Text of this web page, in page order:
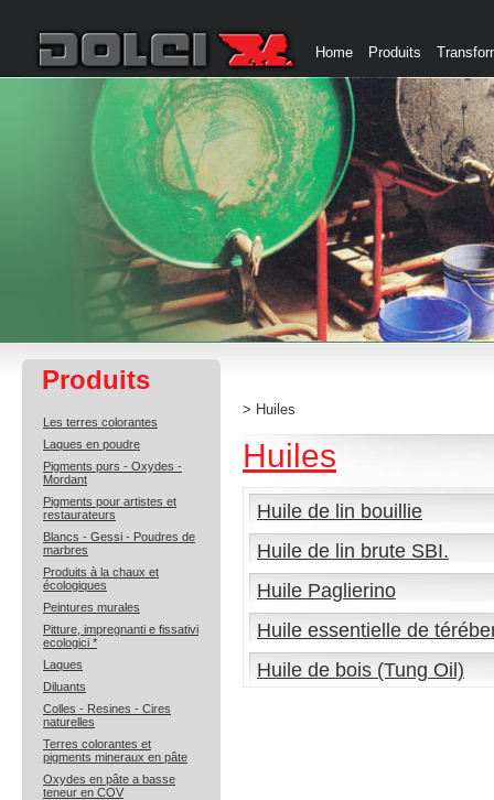
Home Produits
Produits
Les terres colorantes
Laques en poudre
Pigments purs - Oxydes -
Mordant
Pigments pour artistes et
restaurateurs
Blancs - Gessi - Poudres de
marbres
Produits à la chaux et
écologiques
Peintures murales
Pitture, impregnanti e fissativi
ecologici *
Laques
Diluants
Colles - Resines - Cires
naturelles
Terres colorantes et
pigments mineraux en pâte
Oxydes en pâte a basse
teneur en COV
> Huiles
Huiles
Huile de lin bouillie
Huile de lin brute SBI.
Huile Paglierino
Huile essentielle de
Huile de bois (Tung Oil)